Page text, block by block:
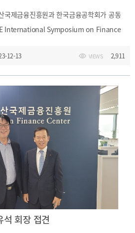
Site
국제금융진흥원과 한국금융공학회가 공동
International Symposium on Finance
전을 위한 자속가능성 증진과 금융산업의
산의 미래 성장동력인 금융을 바탕으로
해운 금융에 대한 정책을 지속적으로
조했다.
12-13 VIEWS 2,911
석 회장 접견